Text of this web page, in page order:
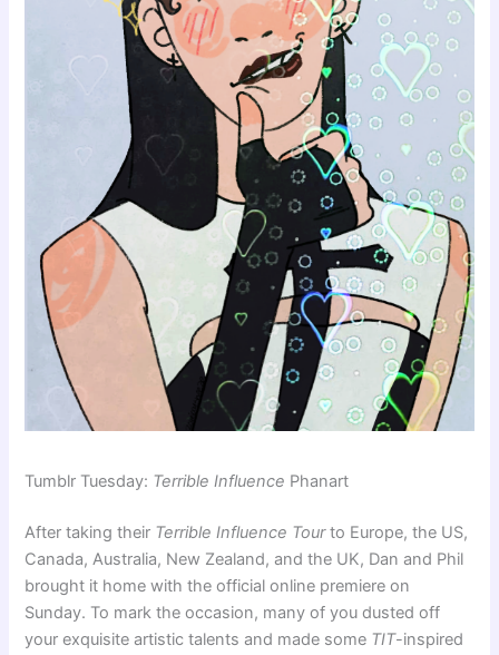
Tumblr Tuesday: Terrible Influence Phanart
After taking their Terrible Influence Tourto Europe, the US,
Canada, Australia, New Zealand, and the UK, Dan and Phil
brought it home with the official online premiere on
Sunday. To mark the occasion, many of you dusted off
your exquisite artistic talents and made some TIT-inspired